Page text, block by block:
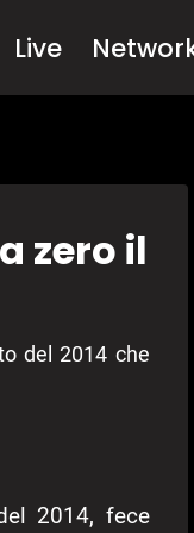
Live
zero il
del 2014 che
2014, fece